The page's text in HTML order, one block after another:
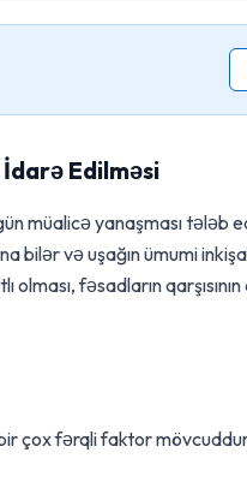
Edilməsi
müalicə yanaşması tələb
bilər və uşağın ümumi
fəsadların
çox fərqli faktor